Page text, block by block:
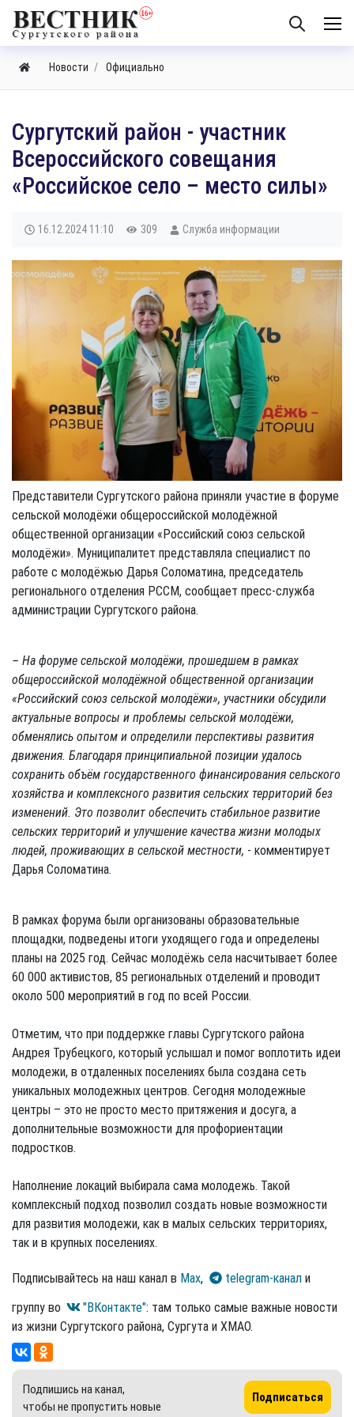
Новости Официально
​Сургутский район - участник
Всероссийского совещания
«Российское село – место силы»
16.12.2024 11:10 309 Служба информации
Представители Сургутского района приняли участие в форуме
сельской молодёжи общероссийской молодёжной
общественной организации «Российский союз сельской
молодёжи». Муниципалитет представляла специалист по
работе с молодёжью Дарья Соломатина, председатель
регионального отделения РССМ, сообщает пресс-служба
администрации Сургутского района.
– На форуме сельской молодёжи, прошедшем в рамках
общероссийской молодёжной общественной организации
«Российский союз сельской молодёжи», участники обсудили
актуальные вопросы и проблемы сельской молодёжи,
обменялись опытом и определили перспективы развития
движения. Благодаря принципиальной позиции удалось
сохранить объём государственного финансирования сельского
хозяйства и комплексного развития сельских территорий без
изменений. Это позволит обеспечить стабильное развитие
сельских территорий и улучшение качества жизни молодых
людей, проживающих в сельской местности, - комментирует
Дарья Соломатина.
В рамках форума были организованы образовательные
площадки, подведены итоги уходящего года и определены
планы на 2025 год. Сейчас молодёжь села насчитывает более
60 000 активистов, 85 региональных отделений и проводит
около 500 мероприятий в год по всей России.
Отметим, что при поддержке главы Сургутского района
Андрея Трубецкого, который услышал и помог воплотить идеи
молодежи, в отдаленных поселениях была создана сеть
уникальных молодежных центров. Сегодня молодежные
центры – это не просто место притяжения и досуга, а
дополнительные возможности для профориентации
подростков.
Наполнение локаций выбирала сама молодежь. Такой
комплексный подход позволил создать новые возможности
для развития молодежи, как в малых сельских территориях,
так и в крупных поселениях.
Подписывайтесь на наш канал в Max, telegram-канал и
группу во
"ВКонтакте": там только самые важные новости
из жизни Сургутского района, Сургута и ХМАО.
Подпишись на канал,
чтобы не пропустить новые
Подписаться